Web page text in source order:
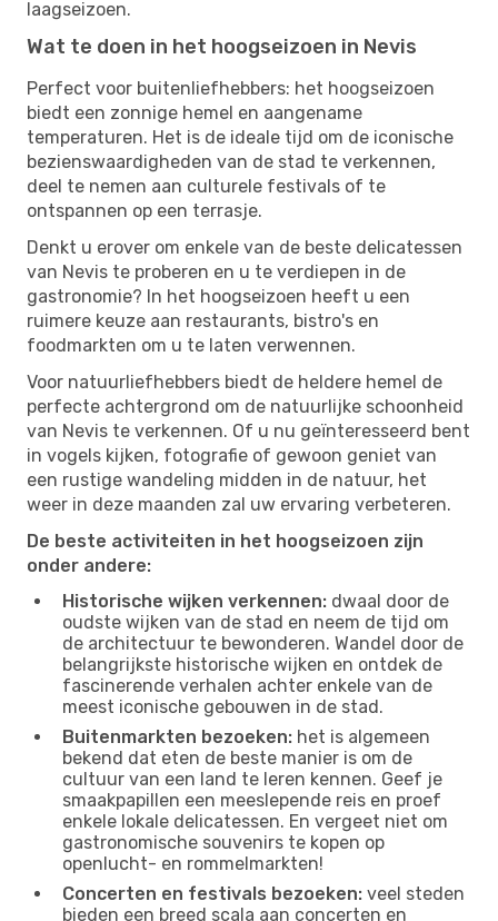
laagseizoen.
Wat te doen in het hoogseizoen in Nevis
Perfect voor buitenliefhebbers: het hoogseizoen
biedt een zonnige hemel en aangename
temperaturen. Het is de ideale tijd om de iconische
bezienswaardigheden van de stad te verkennen,
deel te nemen aan culturele festivals of te
ontspannen op een terrasje.
Denkt u erover om enkele van de beste delicatessen
van Nevis te proberen en u te verdiepen in de
gastronomie? In het hoogseizoen heeft u een
ruimere keuze aan restaurants, bistro's en
foodmarkten om u te laten verwennen.
Voor natuurliefhebbers biedt de heldere hemel de
perfecte achtergrond om de natuurlijke schoonheid
van Nevis te verkennen. Of u nu geïnteresseerd bent
in vogels kijken, fotografie of gewoon geniet van
een rustige wandeling midden in de natuur, het
weer in deze maanden zal uw ervaring verbeteren.
De beste activiteiten in het hoogseizoen zijn
onder andere:
Historische wijken verkennen: dwaal door de
oudste wijken van de stad en neem de tijd om
de architectuur te bewonderen. Wandel door de
belangrijkste historische wijken en ontdek de
fascinerende verhalen achter enkele van de
meest iconische gebouwen in de stad.
Buitenmarkten bezoeken: het is algemeen
bekend dat eten de beste manier is om de
cultuur van een land te leren kennen. Geef je
smaakpapillen een meeslepende reis en proef
enkele lokale delicatessen. En vergeet niet om
gastronomische souvenirs te kopen op
openlucht- en rommelmarkten!
Concerten en festivals bezoeken: veel steden
bieden een breed scala aan concerten en